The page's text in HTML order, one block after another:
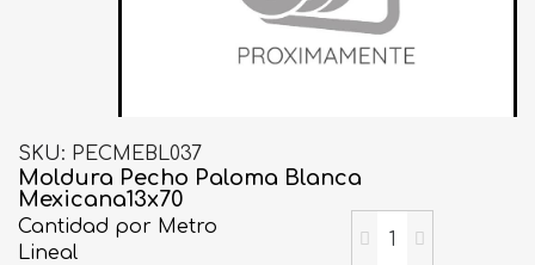
SKU PECMEBL037
Moldura Pecho Paloma Blanca
Mexicana13x70
Cantidad por Metro
Lineal